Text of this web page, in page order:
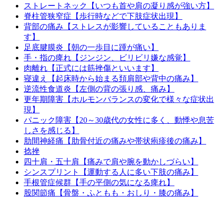
ストレートネック【いつも首や肩の凝り感が強い方】
脊柱管狭窄症【歩行時などで下肢症状出現】
背部の痛み【ストレスが影響していることもありま
す】
足底腱膜炎【朝の一歩目に踵が痛い】
手・指の痺れ【ジンジン、ビリビリ嫌な感覚】
肉離れ【正式には筋挫傷といいます】
寝違え【起床時から始まる頚肩部や背中の痛み】
逆流性食道炎【左側の背の張り感、痛み】
更年期障害【ホルモンバランスの変化で様々な症状出
現】
パニック障害【20～30歳代の女性に多く、動悸や息苦
しさを感じる】
肋間神経痛【肋骨付近の痛みや帯状疱疹後の痛み】
捻挫
四十肩・五十肩【痛みで肩や腕を動かしづらい】
シンスプリント【運動する人に多い下肢の痛み】
手根管症候群【手の平側の気になる痺れ】
股関節痛【骨盤・ふともも・おしり・膝の痛み】